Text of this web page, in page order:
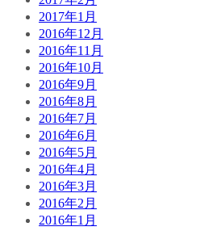
2017年1月
2016年12月
2016年11月
2016年10月
2016年9月
2016年8月
2016年7月
2016年6月
2016年5月
2016年4月
2016年3月
2016年2月
2016年1月